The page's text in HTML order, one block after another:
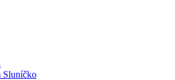
Sluníčko